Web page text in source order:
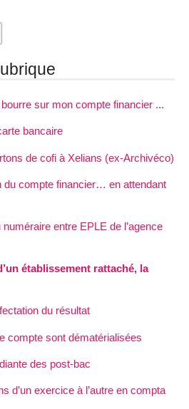
sur mon compte financier ...
bancaire
de cofi à Xelians (ex-Archivéco)
du compte financier… en attendant
entre EPLE de l’agence
établissement rattaché, la
du résultat
compte sont dématérialisées
des post-bac
d’un exercice à l’autre en compta